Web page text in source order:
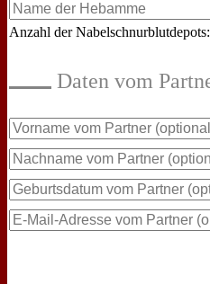
Anzahl der Nabelschnurblutdepots: